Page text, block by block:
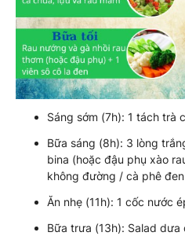
Sáng sớm (7h): 1 tách trà
Bữa sáng (8h): 3 lòng
bina (hoặc đậu phụ xào
không đường / cà phê đen
Ăn nhẹ (11h): 1 cốc nước
Bữa trưa (13h): Salad